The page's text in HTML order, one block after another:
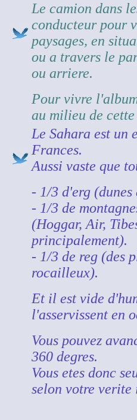
Le camion dans
conducteur pour
paysages, en
ou a travers le
ou arriere.
Pour vivre
au milieu de cette
Le Sahara est un
Frances.
Aussi vaste que
- 1/3 d'erg (dunes
- 1/3 de
(Hoggar, Air,
principalement).
- 1/3 de reg (des
rocailleux).
Et il est vide
l'asservissent en
Vous pouvez
360 degres.
Vous etes donc
selon votre verite